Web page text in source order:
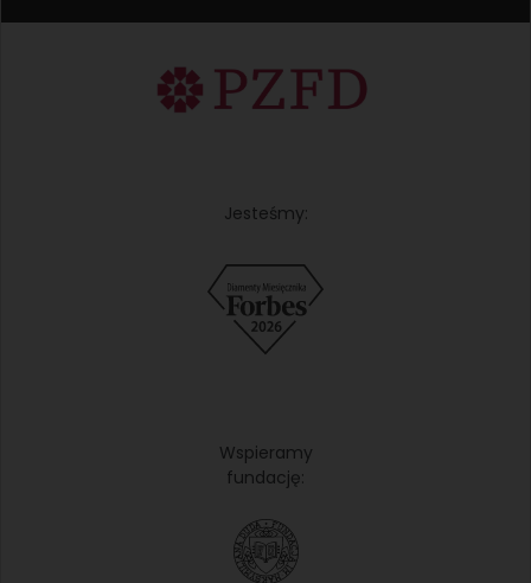
Jesteśmy:
Wspieramy
fundację: